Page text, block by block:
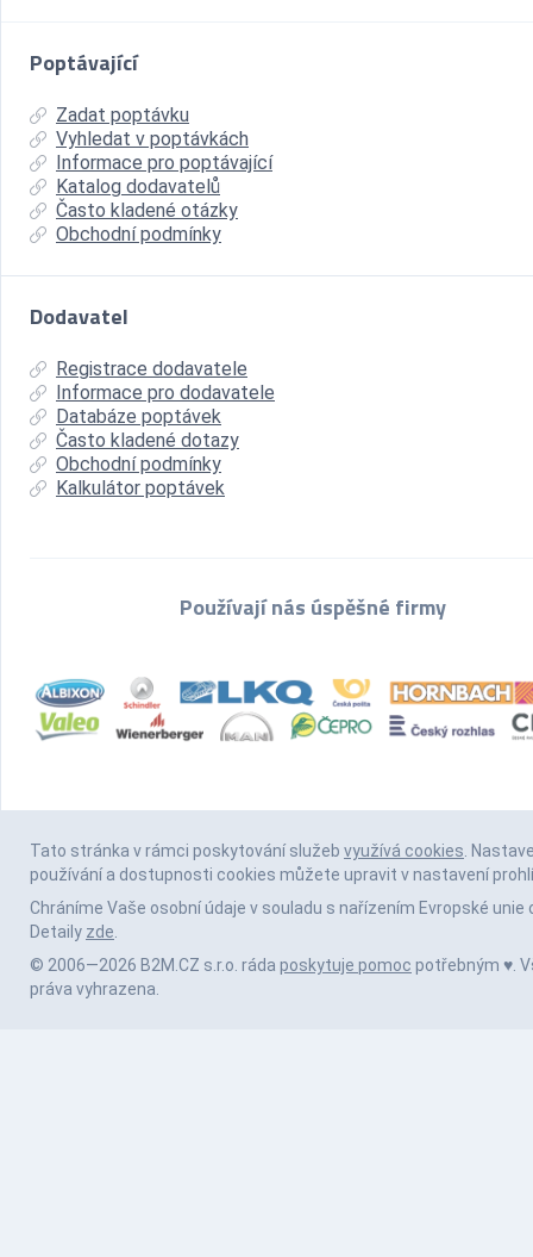
Poptávající
Zadat poptávku
Vyhledat v poptávkách
Informace pro poptávající
Katalog dodavatelů
Často kladené otázky
Obchodní podmínky
Dodavatel
Registrace dodavatele
Informace pro dodavatele
Databáze poptávek
Často kladené dotazy
Obchodní podmínky
Kalkulátor poptávek
Používají nás úspěšné firmy
Tato stránka v rámci poskytování služeb využívá cookies.
používání a dostupnosti cookies můžete upravit v nastavení
Chráníme Vaše osobní údaje v souladu s nařízením Evropské unie
Detaily zde.
© 2006—2026 B2M.CZ s.r.o. ráda poskytuje pomoc potřebným ♥️.
práva vyhrazena.